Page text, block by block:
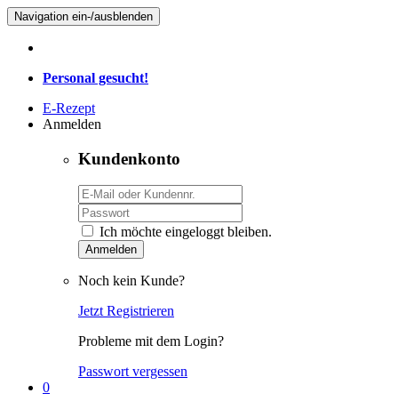
Navigation ein-/ausblenden
Personal gesucht!
E-Rezept
Anmelden
Kundenkonto
Ich möchte eingeloggt bleiben.
Anmelden
Noch kein Kunde?
Jetzt Registrieren
Probleme mit dem Login?
Passwort vergessen
0